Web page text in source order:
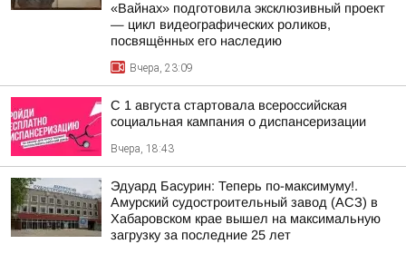
«Вайнах» подготовила эксклюзивный проект
— цикл видеографических роликов,
посвящённых его наследию
Вчера, 23:09
С 1 августа стартовала всероссийская
социальная кампания о диспансеризации
Вчера, 18:43
Эдуард Басурин: Теперь по-максимуму!.
Амурский судостроительный завод (АСЗ) в
Хабаровском крае вышел на максимальную
загрузку за последние 25 лет